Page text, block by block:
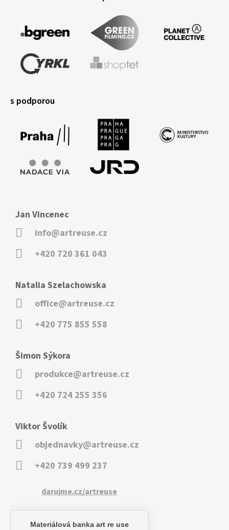
s podporou
Jan Vincenec
info@artreuse.cz
+420 720 361 043
Natalia Szelachowska
office@artreuse.cz
+420 775 855 558
Šimon Sýkora
produkce@artreuse.cz
+420 724 255 356
Viktor Švolík
objednavky@artreuse.cz
+420 739 499 237
darujme.cz/artreuse